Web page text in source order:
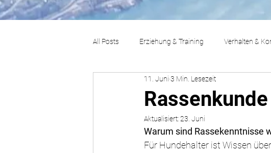
All Posts Erziehung & Training Verhalten &
Rassen & Hundetypen
11. Juni 3 Min. Lesezeit
Aktualisiert:23. Juni
Warum sind Rassekenntnisse
Für Hundehalter ist Wissen